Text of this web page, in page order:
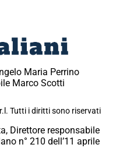
Maria Perrino
Marco Scotti
Tutti i diritti sono riservati
Direttore responsabile
n° 210 dell’11 aprile